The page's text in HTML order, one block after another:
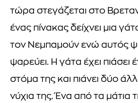
τώρα στεγάζεται στο
ένας πίνακας δείχνει μια
τον Νεμπαμούν ενώ αυτός
ψαρεύει. Η γάτα έχει πιάσει
στόμα της και πιάνει δύο
νύχια της. Ένα από τα μάτια